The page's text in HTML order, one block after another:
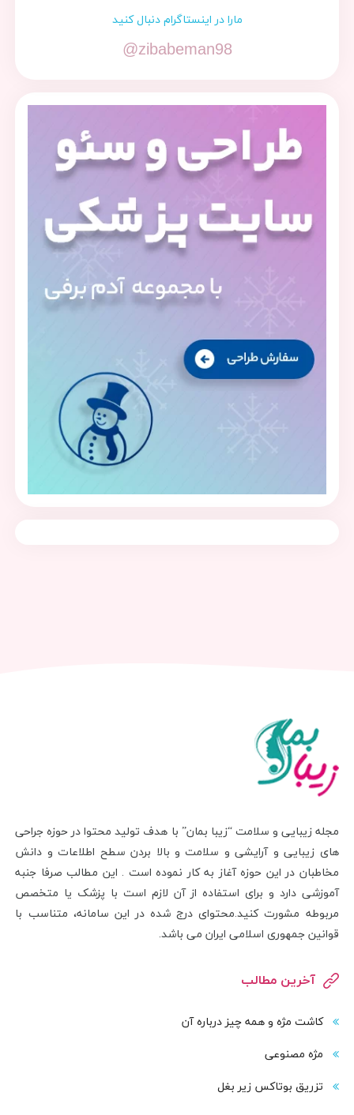
مارا در اینستاگرام دنبال کنید
@zibabeman98
مجله زیبایی و سلامت “زیبا بمان” با هدف تولید محتوا در حوزه جراحی
های زیبایی و آرایشی و سلامت و بالا بردن سطح اطلاعات و دانش
مخاطبان در این حوزه آغاز به کار نموده است . این مطالب صرفا جنبه
آموزشی دارد و برای استفاده از آن لازم است با پزشک یا متخصص
مربوطه مشورت کنید.محتوای درج شده در این سامانه، متناسب با
قوانین جمهوری اسلامی ایران می باشد.
آخرین مطالب
کاشت مژه و همه چیز درباره آن
مژه مصنوعی
تزریق بوتاکس زیر بغل